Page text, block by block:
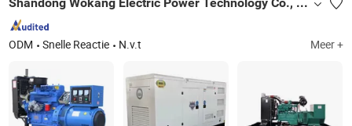
Shandong Wokang Electric Power Technology Co., Ltd
ODM Snelle Reactie N.v.t Meer +